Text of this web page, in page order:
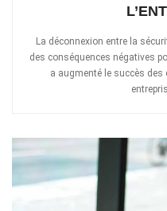
La déconnexion entre la
des conséquences négatives
a augmenté le succès